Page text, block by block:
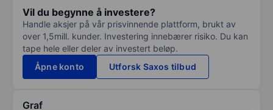
Vil du begynne å investere?
Handle aksjer på vår prisvinnende plattform, brukt av
over 1,5mill. kunder. Investering innebærer risiko. Du kan
tape hele eller deler av investert beløp.
Åpne konto
Utforsk Saxos tilbud
Graf